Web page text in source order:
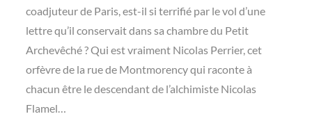
coadjuteur de Paris, est-il si terrifié par le vol d’une
lettre qu’il conservait dans sa chambre du Petit
Archevêché ? Qui est vraiment Nicolas Perrier, cet
orfèvre de la rue de Montmorency qui raconte à
chacun être le descendant de l’alchimiste Nicolas
Flamel…